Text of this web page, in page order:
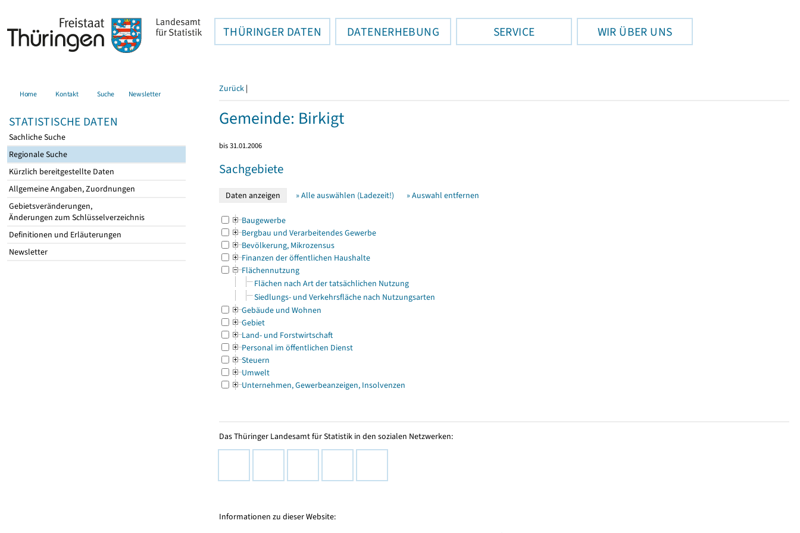
THÜRINGER DATEN DATENERHEBUNG SERVICE WIR ÜBER UNS
Home Kontakt Suche Newsletter
STATISTISCHE DATEN
Sachliche Suche
Regionale Suche
Kürzlich bereitgestellte Daten
Allgemeine Angaben, Zuordnungen
Gebietsveränderungen,
Änderungen zum Schlüsselverzeichnis
Definitionen und Erläuterungen
Newsletter
Zurück |
Gemeinde: Birkigt
bis 31.01.2006
Sachgebiete
» Alle auswählen (Ladezeit!) » Auswahl entfernen
Baugewerbe
Bergbau und Verarbeitendes Gewerbe
Bevölkerung, Mikrozensus
Finanzen der öffentlichen Haushalte
Flächennutzung
Flächen nach Art der tatsächlichen Nutzung
Siedlungs- und Verkehrsfläche nach Nutzungsarten
Gebäude und Wohnen
Gebiet
Land- und Forstwirtschaft
Personal im öffentlichen Dienst
Steuern
Umwelt
Unternehmen, Gewerbeanzeigen, Insolvenzen
Das Thüringer Landesamt für Statistik in den sozialen Netzwerken:
Informationen zu dieser Website: